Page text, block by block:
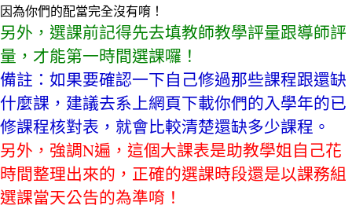
因為你們的配當完全沒有唷！
另外，選課前記得先去填教師教學評量跟導師評
量，才能第一時間選課囉！
備註：如果要確認一下自己修過那些課程跟還缺
什麼課，建議去系上網頁下載你們的入學年的已
修課程核對表，就會比較清楚還缺多少課程。
另外，強調N遍，這個大課表是助教學姐自己花
時間整理出來的，正確的選課時段還是以課務組
選課當天公告的為準唷！